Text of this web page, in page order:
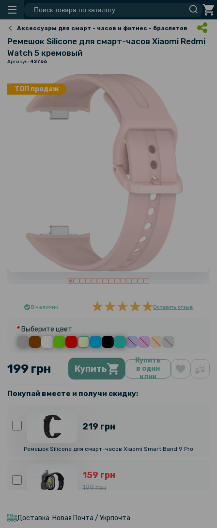
Аксессуары для смарт - часов и фитнес - браслетов
Ремешок Silicone для смарт-часов Xiaomi Redmi
Watch 5 кремовый
Артикул: 42766
ТОП продаж
В наличии Оставить отзыв
Выберите цвет
199 грн Купить
Купить
в один
клик
Покупай вместе и получи скидку:
219 грн
Ремешок Silicone для смарт-часов Xiaomi Smart Band 9 Pro
159 грн
199 грн
Противоударная гидрогелевая пленка Hydrogel Film для Xiaomi
Доставка: Новая Почта / Укрпочта